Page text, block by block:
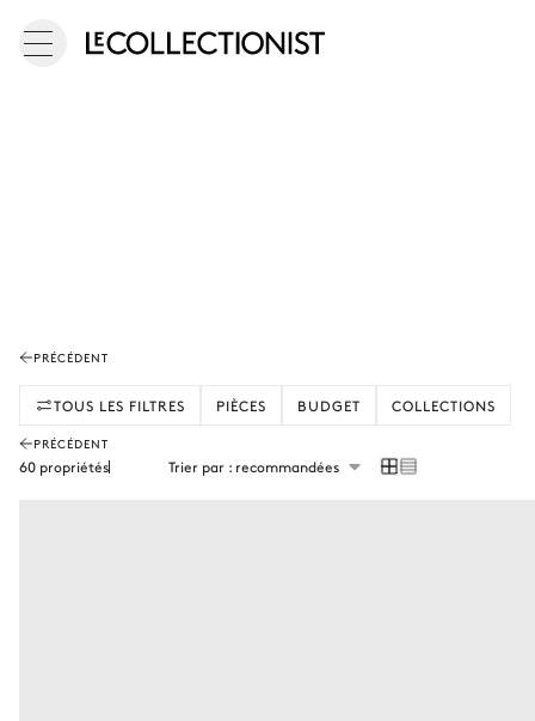
TOUS LES FILTRES PIÈCES BUDGET COLLECTIONS
PRÉCÉDENT
60 propriétés Trier par : recommandées
PRÉCÉDENT